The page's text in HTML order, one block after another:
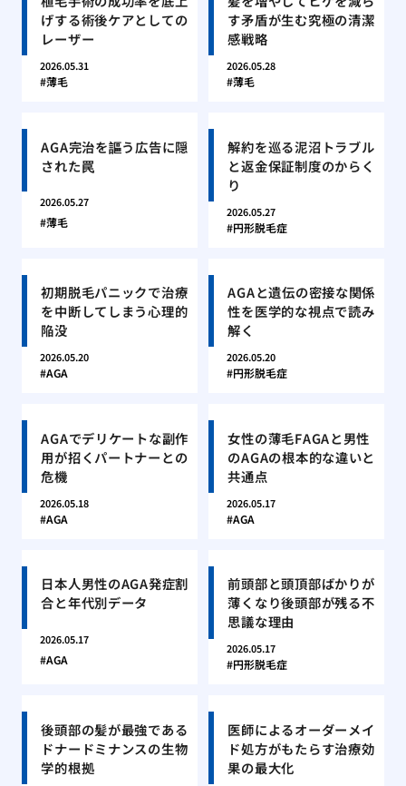
げする術後ケアとしての
レーザー
2026.05.31
薄毛
す矛盾が生む究極の清潔
感戦略
2026.05.28
薄毛
AGA完治を謳う広告に隠
された罠
2026.05.27
薄毛
解約を巡る泥沼トラブル
と返金保証制度のからく
り
2026.05.27
円形脱毛症
初期脱毛パニックで治療
を中断してしまう心理的
陥没
2026.05.20
AGA
AGAと遺伝の密接な関係
性を医学的な視点で読み
解く
2026.05.20
円形脱毛症
AGAでデリケートな副作
用が招くパートナーとの
危機
2026.05.18
AGA
女性の薄毛FAGAと男性
のAGAの根本的な違いと
共通点
2026.05.17
AGA
日本人男性のAGA発症割
合と年代別データ
2026.05.17
AGA
前頭部と頭頂部ばかりが
薄くなり後頭部が残る不
思議な理由
2026.05.17
円形脱毛症
後頭部の髪が最強である
ドナードミナンスの生物
学的根拠
医師によるオーダーメイ
ド処方がもたらす治療効
果の最大化